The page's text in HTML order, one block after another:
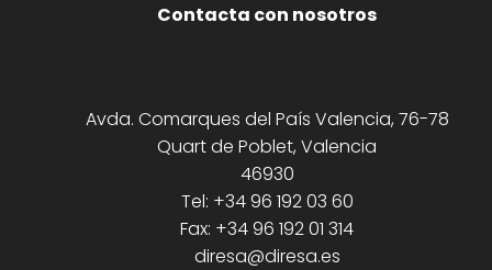
Contacta con nosotros
Avda. Comarques del País Valencia, 76-78
Quart de Poblet, Valencia
46930
Tel: +34 96 192 03 60
Fax: +34 96 192 01 314
diresa@diresa.es